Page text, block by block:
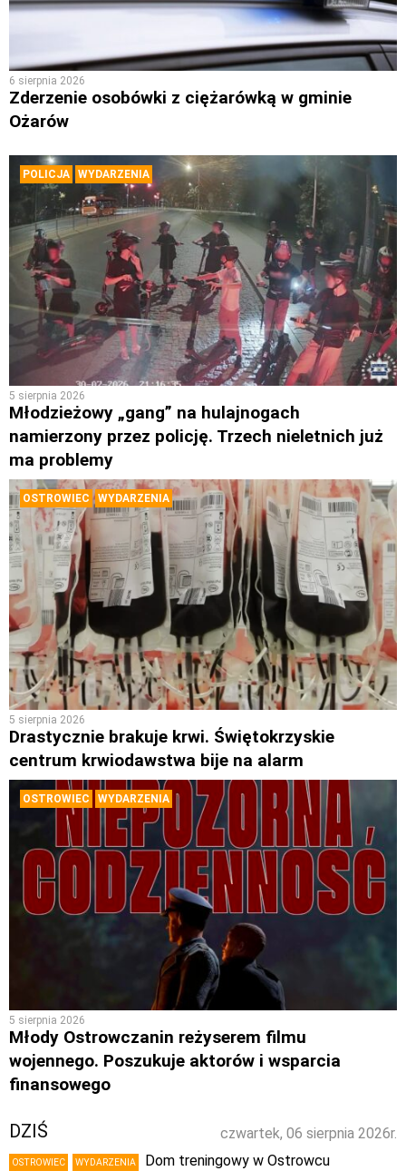
6 sierpnia 2026
Zderzenie osobówki z ciężarówką w gminie
Ożarów
POLICJA WYDARZENIA
5 sierpnia 2026
Młodzieżowy „gang” na hulajnogach
namierzony przez policję. Trzech nieletnich już
ma problemy
OSTROWIEC WYDARZENIA
5 sierpnia 2026
Drastycznie brakuje krwi. Świętokrzyskie
centrum krwiodawstwa bije na alarm
OSTROWIEC WYDARZENIA
5 sierpnia 2026
Młody Ostrowczanin reżyserem filmu
wojennego. Poszukuje aktorów i wsparcia
finansowego
czwartek, 06 sierpnia 2026r.
DZIŚ
OSTROWIEC WYDARZENIA
Dom treningowy w Ostrowcu